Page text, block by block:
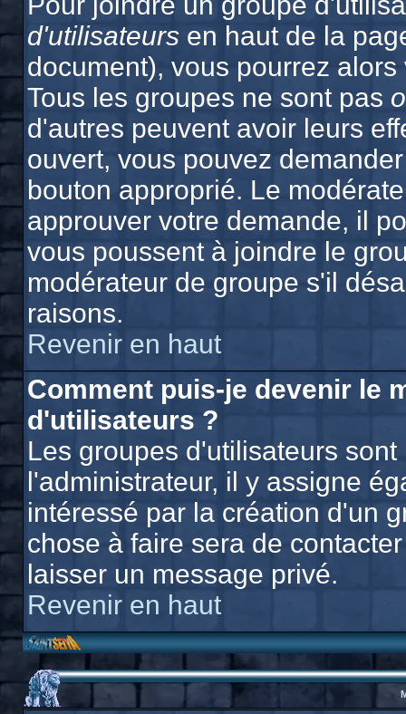
d'utilisateursen haut de la
document), vous pourrez
Tous les groupes ne sont pas
d'autres peuvent avoir leurs
ouvert, vous pouvez
bouton approprié. Le
approuver votre demande, il
vous poussent à joindre le
modérateur de groupe s'il
raisons.
Revenir en haut
Comment puis-je devenir le
d'utilisateurs ?
Les groupes d'utilisateurs
l'administrateur, il y assigne
intéressé par la création d'un
chose à faire sera de
laisser un message privé.
Revenir en haut